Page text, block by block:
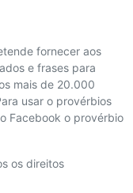
fornecer aos
e frases para
mais de 20.000
usar o provérbios
Facebook o provérbio
os direitos